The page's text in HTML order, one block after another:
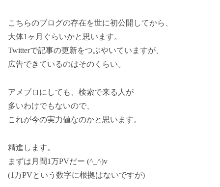
こちらのブログの存在を世に初公開してから、
大体1ヶ月ぐらいかと思います。
Twitterで記事の更新をつぶやいていますが、
広告できているのはそのくらい。
アメブロにしても、検索で来る人が
多いわけでもないので、
これが今の実力値なのかと思います。
精進します。
まずは月間1万PVだー (^_^)v
(1万PVという数字に根拠はないですが)